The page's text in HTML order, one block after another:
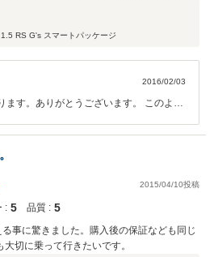
ーラー様より遥かに上なので、ついつい御
まだ車は納車されてないのですが納車の日を
古車店やディーラー様よりも全ての点に於い
RS G's スマートパッケージ
2016/02/03
ます。ありがとうございます。 このよう
がんばります。 今後も今まで以上にご満
意をもってご対応させて頂きます。 今
下さい。
2015/04/10投稿
: 5 品質 : 5
事に驚きました。購入後の保証なども同じ
切に乗って行きたいです。